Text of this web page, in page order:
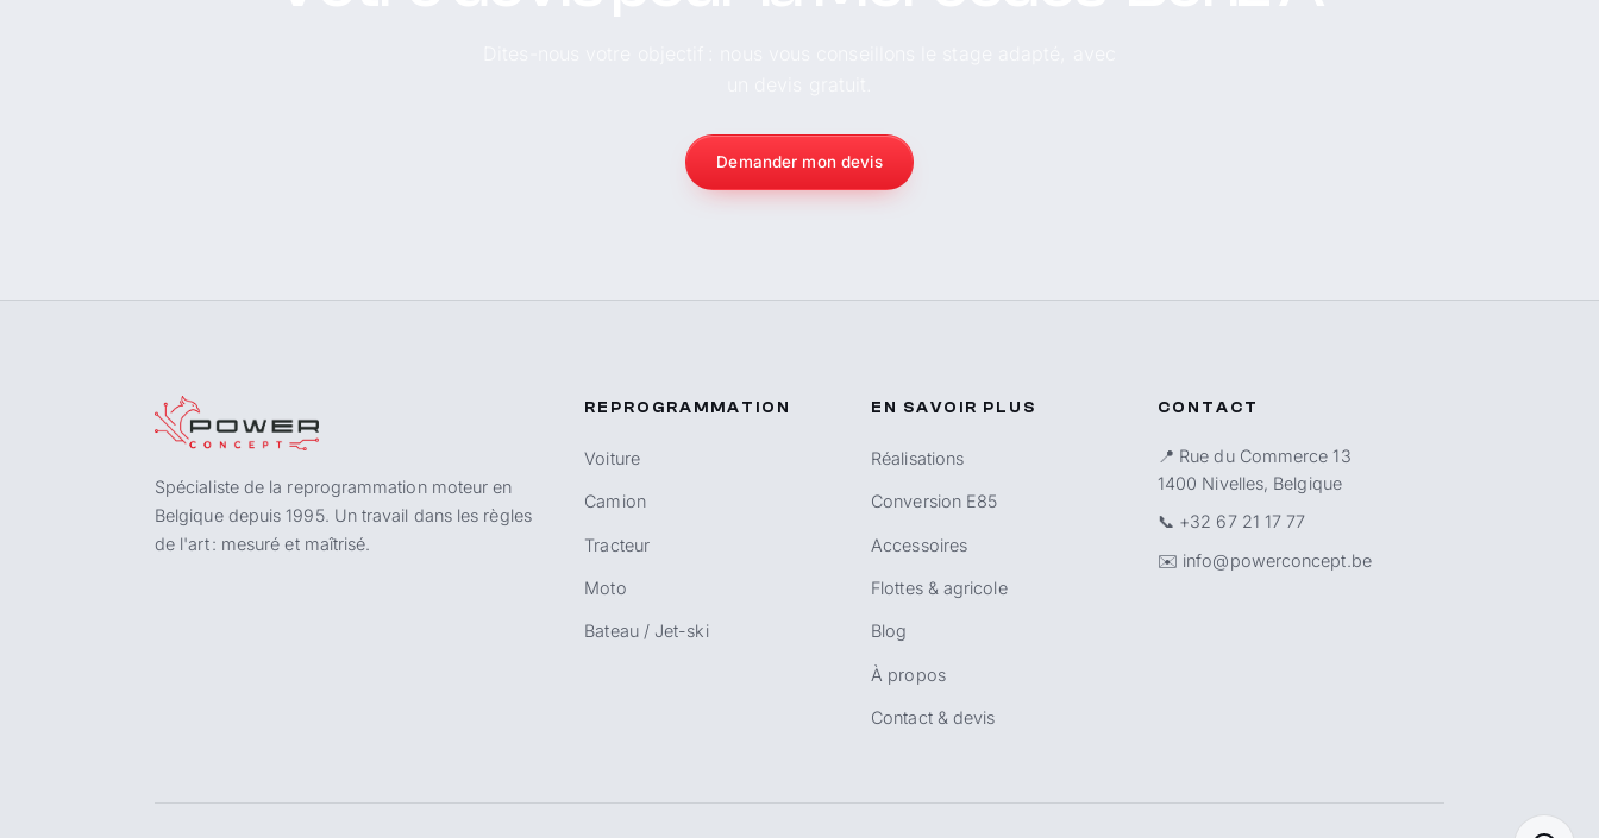
Demander mon devis
Spécialiste de la reprogrammation moteur en
Belgique depuis 1995. Un travail dans les règles
de l'art : mesuré et maîtrisé.
REPROGRAMMATION
Voiture
Camion
Tracteur
Moto
Bateau / Jet-ski
EN SAVOIR PLUS
Réalisations
Conversion E85
Accessoires
Flottes & agricole
Blog
À propos
Contact & devis
CONTACT
📍 Rue du Commerce 13
1400 Nivelles, Belgique
📞 +32 67 21 17 77
✉️ info@powerconcept.be